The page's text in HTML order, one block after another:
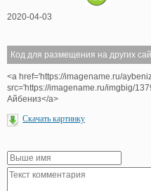
2020-04-03
Код для размещения на других
<a href='https://imagename.ru/
src='https://imagename.ru/imgbig/
Айбениз</a>
Скачать картинку